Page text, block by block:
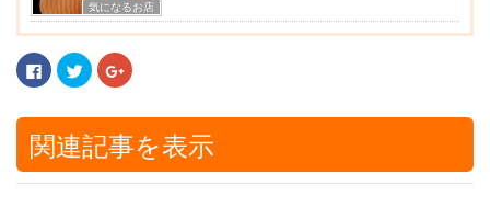
気になるお店
F
a
b
o
o
k
で
共
ク
リ
し
て
T
w
i
t
ク
リ
し
て
G
o
o
g
関連記事を表示